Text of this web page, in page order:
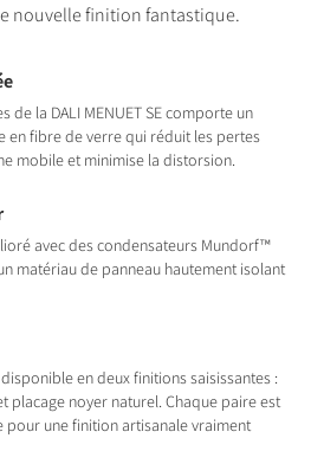
nouvelle finition fantastique.
de la DALI MENUET SE comporte un
en fibre de verre qui réduit les pertes
mobile et minimise la distorsion.
avec des condensateurs Mundorf™
matériau de panneau hautement isolant
disponible en deux finitions saisissantes :
placage noyer naturel. Chaque paire est
pour une finition artisanale vraiment